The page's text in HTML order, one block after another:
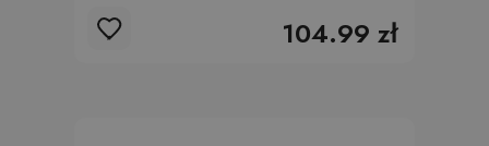
104.99 zł